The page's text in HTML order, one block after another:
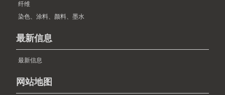
纤维
染色、涂料、颜料、墨水
最新信息
最新信息
网站地图